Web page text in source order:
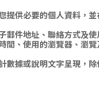
供必要的個人資料，
件地址、聯絡方式及使
、使用的瀏覽器、瀏
數據或說明文字呈現，